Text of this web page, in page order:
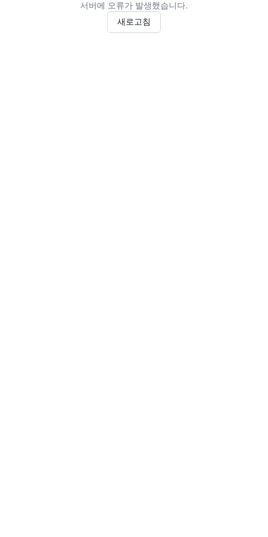
서버에 오류가 발생했습니다.
새로고침